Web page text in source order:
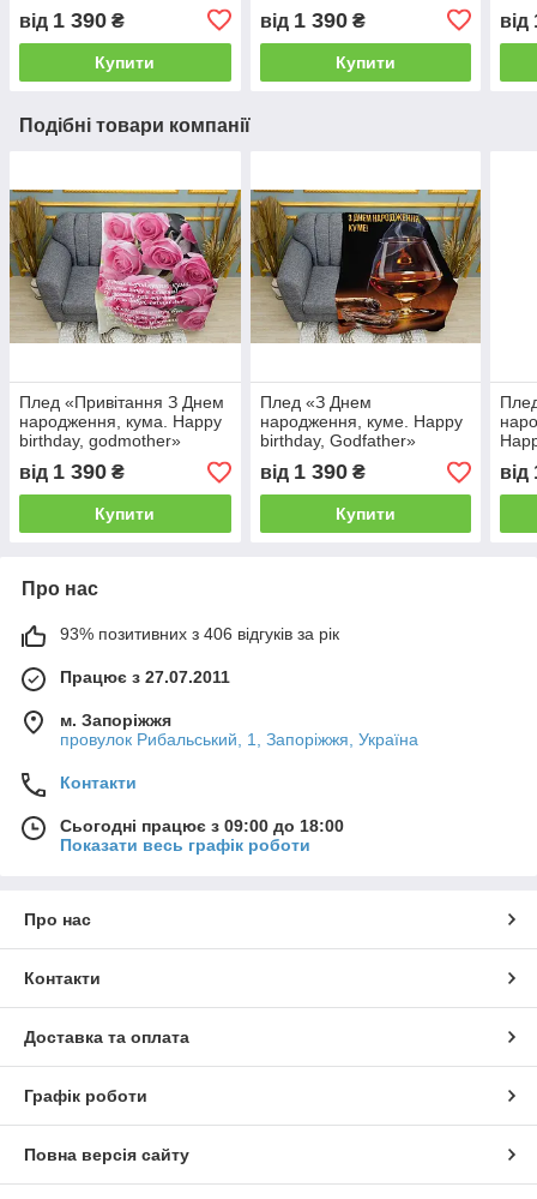
від 1 390 ₴
Купити
від 1 390₴
Купити
від
Подібні товари компанії
Плед «Привітання З Днем
народження, кума. Happy
birthday, godmother»
від 1 390 ₴
Купити
Плед «З Днем
народження, куме. Happy
birthday, Godfather»
від 1 390₴
Купити
від
Про нас
93% позитивних з 406 відгуків за рік
Працює з 27.07.2011
м. Запоріжжя
провулок Рибальський, 1, Запоріжжя, Україна
Контакти
Сьогодні працює з 09:00 до 18:00
Показати весь графік роботи
Про нас
Контакти
Доставка та оплата
Графік роботи
Повна версія сайту